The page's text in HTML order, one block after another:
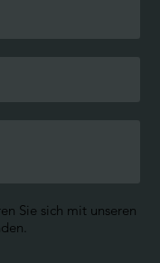
Sie sich mit unseren